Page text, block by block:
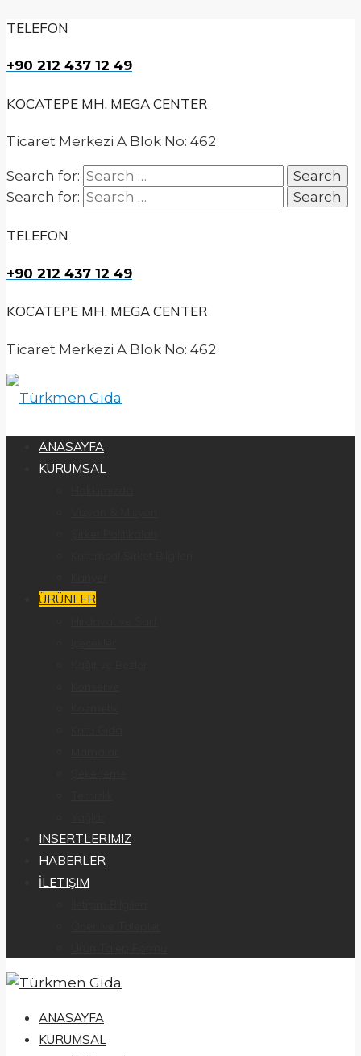
TELEFON
+90 212 437 12 49
KOCATEPE MH. MEGA CENTER
Ticaret Merkezi A Blok No: 462
Search for:
Search for:
TELEFON
+90 212 437 12 49
KOCATEPE MH. MEGA CENTER
Ticaret Merkezi A Blok No: 462
ANASAYFA
KURUMSAL
ÜRÜNLER
INSERTLERIMIZ
HABERLER
İLETIŞIM
ANASAYFA
KURUMSAL